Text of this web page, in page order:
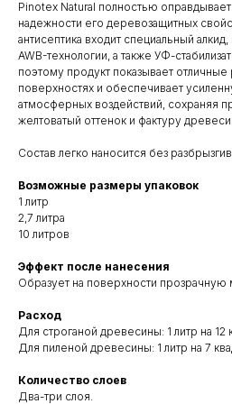
Pinotex Natural полностью
надежности его деревозащитных
антисептика входит специальный
AWB-технологии, а также УФ-
поэтому продукт показывает отличные
поверхностях и обеспечивает
атмосферных воздействий, сохраняя
желтоватый оттенок и фактуру
Состав легко наносится без
Возможные размеры упаковок
1 литр
2,7 литра
10 литров
Эффект после нанесения
Образует на поверхности прозрачную
Расход
Для строганой древесины: 1 литр на 12
Для пиленой древесины: 1 литр на 7
Количество слоев
Два-три слоя.